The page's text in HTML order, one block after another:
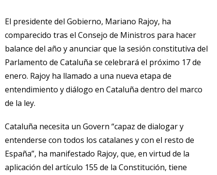
El presidente del Gobierno, Mariano Rajoy, ha
comparecido tras el Consejo de Ministros para hacer
balance del año y anunciar que la sesión constitutiva del
Parlamento de Cataluña se celebrará el próximo 17 de
enero. Rajoy ha llamado a una nueva etapa de
entendimiento y diálogo en Cataluña dentro del marco
de la ley.
Cataluña necesita un Govern “capaz de dialogar y
entenderse con todos los catalanes y con el resto de
España”, ha manifestado Rajoy, que, en virtud de la
aplicación del artículo 155 de la Constitución, tiene